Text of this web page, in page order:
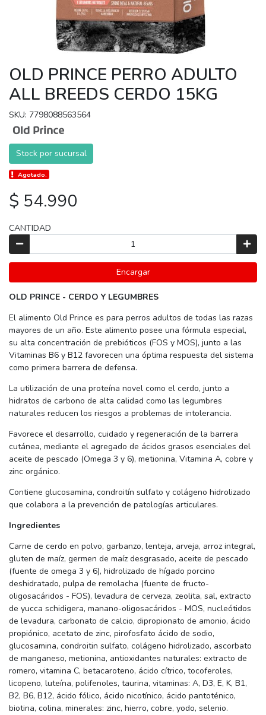
OLD PRINCE PERRO ADULTO
ALL BREEDS CERDO 15KG
SKU: 7798088563564
Stock por sucursal
Agotado.
$ 54.990
CANTIDAD
Encargar
OLD PRINCE - CERDO Y LEGUMBRES
El alimento Old Prince es para perros adultos de todas las razas
mayores de un año. Este alimento posee una fórmula especial,
su alta concentración de prebióticos (FOS y MOS), junto a las
Vitaminas B6 y B12 favorecen una óptima respuesta del sistema
como primera barrera de defensa.
La utilización de una proteína novel como el cerdo, junto a
hidratos de carbono de alta calidad como las legumbres
naturales reducen los riesgos a problemas de intolerancia.
Favorece el desarrollo, cuidado y regeneración de la barrera
cutánea, mediante el agregado de ácidos grasos esenciales del
aceite de pescado (Omega 3 y 6), metionina, Vitamina A, cobre y
zinc orgánico.
Contiene glucosamina, condroitín sulfato y colágeno hidrolizado
que colabora a la prevención de patologías articulares.
Ingredientes
Carne de cerdo en polvo, garbanzo, lenteja, arveja, arroz integral,
gluten de maíz, germen de maíz desgrasado, aceite de pescado
(fuente de omega 3 y 6), hidrolizado de hígado porcino
deshidratado, pulpa de remolacha (fuente de fructo-
oligosacáridos - FOS), levadura de cerveza, zeolita, sal, extracto
de yucca schidigera, manano-oligosacáridos - MOS, nucleótidos
de levadura, carbonato de calcio, dipropionato de amonio, ácido
propiónico, acetato de zinc, pirofosfato ácido de sodio,
glucosamina, condroitin sulfato, colágeno hidrolizado, ascorbato
de manganeso, metionina, antioxidantes naturales: extracto de
romero, vitamina C, betacaroteno, ácido cítrico, tocoferoles,
licopeno, luteína, polifenoles, taurina, vitaminas: A, D3, E, K, B1,
B2, B6, B12, ácido fólico, ácido nicotínico, ácido pantoténico,
biotina, colina, minerales: zinc, hierro, cobre, yodo, selenio.